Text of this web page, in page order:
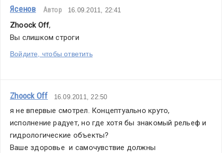
Ясенов Автор 16.09.2011, 22:41
Zhoock Off,
Вы слишком строги
Войдите, чтобы ответить
Zhoock Off 16.09.2011, 22:50
я не впервые смотрел. Концептуально круто,
исполнение радует, но где хотя бы знакомый рельеф и
гидрологические объекты?
Ваше здоровье  и самочувствие должны